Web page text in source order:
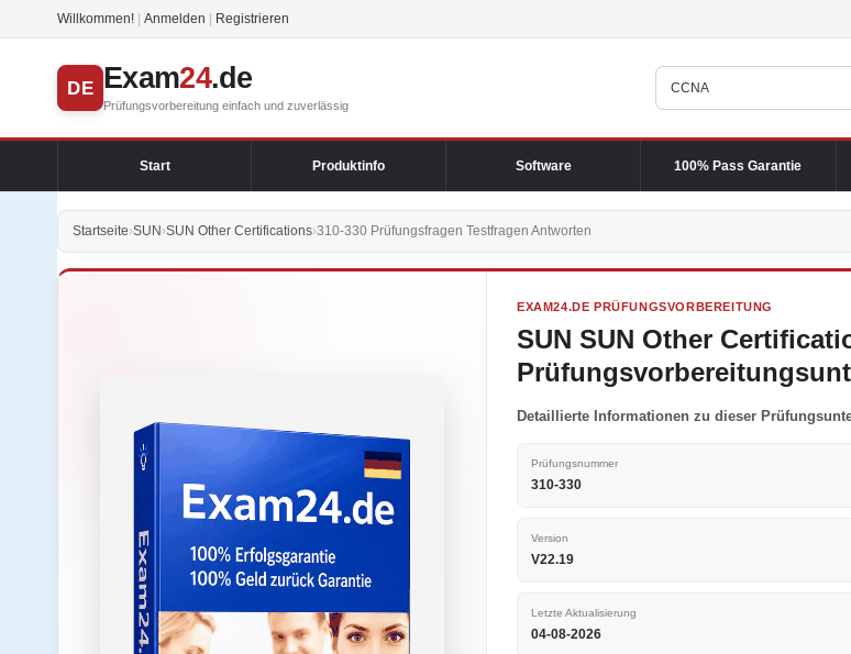
Willkommen! Anmelden Registrieren
DE Exam24.de
Prüfungsvorbereitung einfach und zuverlässig
Start Produktinfo Software 100% Pass Garantie
Startseite›SUN ›SUN Other Certifications›310-330 Prüfungsfragen Testfragen Antworten
EXAM24.DE PRÜFUNGSVORBEREITUNG
SUN SUN Other
Detaillierte Informationen zu dieser
Prüfungsnummer
310-330
Version
V22.19
Letzte Aktualisierung
04-08-2026